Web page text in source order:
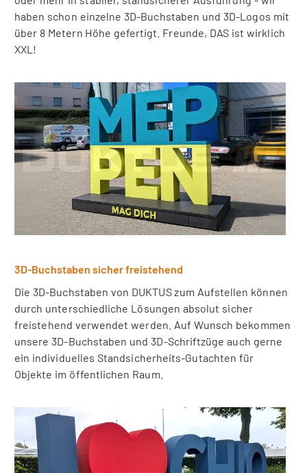
haben schon einzelne 3D-Buchstaben und 3D-Logos mit
über 8 Metern Höhe gefertigt. Freunde, DAS ist wirklich
XXL!
3D-Buchstaben sicher freistehend
Die 3D-Buchstaben von DUKTUS zum Aufstellen können
durch unterschiedliche Lösungen absolut sicher
freistehend verwendet werden. Auf Wunsch bekommen
unsere 3D-Buchstaben und 3D-Schriftzüge auch gerne
ein individuelles Standsicherheits-Gutachten für
Objekte im öffentlichen Raum.